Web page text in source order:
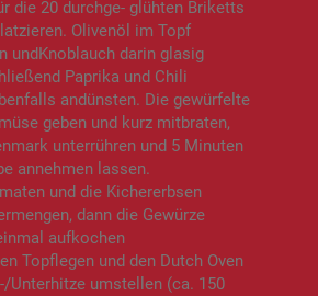
die 20 durchge- glühten Briketts
Olivenöl im Topf
undKnoblauch darin glasig
Paprika und Chili
andünsten. Die gewürfelte
geben und kurz mitbraten,
unterrühren und 5 Minuten
annehmen lassen.
und die Kichererbsen
dann die Gewürze
aufkochen
Topflegen und den Dutch Oven
Unterhitze umstellen (ca. 150